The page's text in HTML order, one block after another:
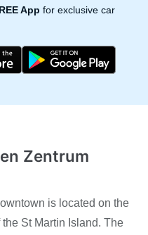
App for exclusive car
Zentrum
is located on the
the St Martin Island. The